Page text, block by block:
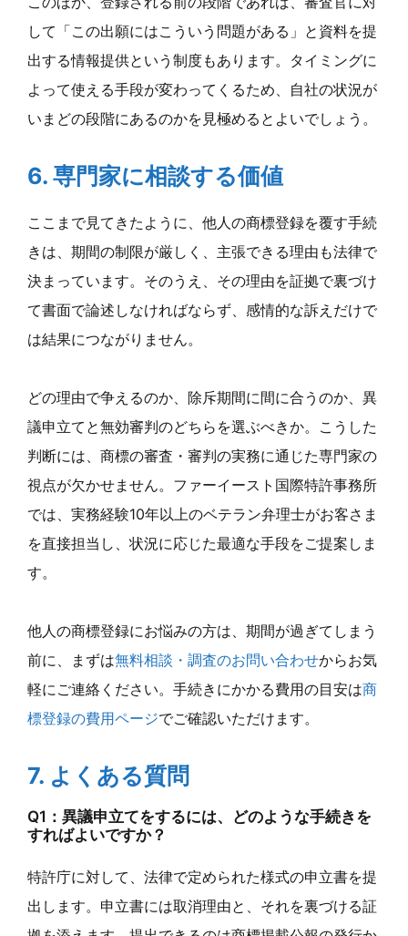
して「この出願にはこういう問題がある」と資料を提
出する情報提供という制度もあります。タイミングに
よって使える手段が変わってくるため、自社の状況が
いまどの段階にあるのかを見極めるとよいでしょう。
6. 専門家に相談する価値
ここまで見てきたように、他人の商標登録を覆す手続
きは、期間の制限が厳しく、主張できる理由も法律で
決まっています。そのうえ、その理由を証拠で裏づけ
て書面で論述しなければならず、感情的な訴えだけで
は結果につながりません。
どの理由で争えるのか、除斥期間に間に合うのか、異
議申立てと無効審判のどちらを選ぶべきか。こうした
判断には、商標の審査・審判の実務に通じた専門家の
視点が欠かせません。ファーイースト国際特許事務所
では、実務経験10年以上のベテラン弁理士がお客さま
を直接担当し、状況に応じた最適な手段をご提案しま
す。
他人の商標登録にお悩みの方は、期間が過ぎてしまう
前に、まずは無料相談・調査のお問い合わせからお気
軽にご連絡ください。手続きにかかる費用の目安は商
標登録の費用ページでご確認いただけます。
7. よくある質問
Q1：異議申立てをするには、どのような手続きを
すればよいですか？
特許庁に対して、法律で定められた様式の申立書を提
出します。申立書には取消理由と、それを裏づける証